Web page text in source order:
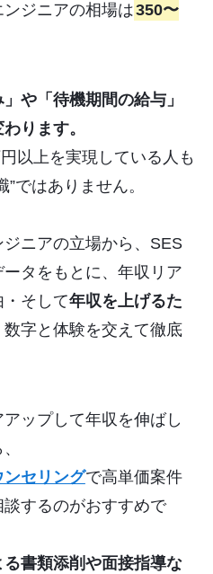
ジニアの相場は350〜
や「待機期間の給与」
ります。
以上を実現している人も
ではありません。
ニアの立場から、SES
タをもとに、年収リア
そして年収を上げるた
数字と体験を交えて徹底
ップして年収を伸ばし
ンセリングで高単価案件
するのがおすすめで
書類添削や面接指導な